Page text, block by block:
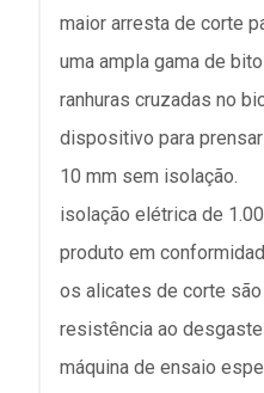
maior arresta de corte
uma ampla gama de
ranhuras cruzadas no
dispositivo para
10 mm sem isolação.
isolação elétrica de
produto em
os alicates de corte
resistência ao
máquina de ensaio